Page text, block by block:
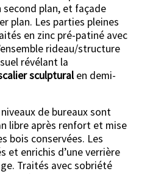
plan, et façade
plan. Les parties pleines
en zinc pré-patiné avec
rideau/structure
révélant la
sculptural en demi-
de bureaux sont
libre après renfort et mise
bois conservées. Les
et enrichis d’une verrière
Traités avec sobriété